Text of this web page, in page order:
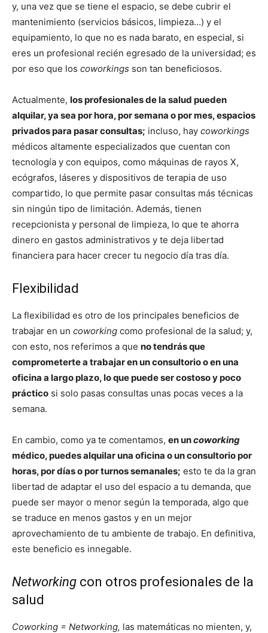
y, una vez que se tiene el espacio, se debe cubrir el
mantenimiento (servicios básicos, limpieza…) y el
equipamiento, lo que no es nada barato, en especial, si
eres un profesional recién egresado de la universidad; es
por eso que los coworkings son tan beneficiosos.
Actualmente, los profesionales de la salud pueden
alquilar, ya sea por hora, por semana o por mes, espacios
privados para pasar consultas; incluso, hay coworkings
médicos altamente especializados que cuentan con
tecnología y con equipos, como máquinas de rayos X,
ecógrafos, láseres y dispositivos de terapia de uso
compartido, lo que permite pasar consultas más técnicas
sin ningún tipo de limitación. Además, tienen
recepcionista y personal de limpieza, lo que te ahorra
dinero en gastos administrativos y te deja libertad
financiera para hacer crecer tu negocio día tras día.
Flexibilidad
La flexibilidad es otro de los principales beneficios de
trabajar en un coworking como profesional de la salud; y,
con esto, nos referimos a que no tendrás que
comprometerte a trabajar en un consultorio o en una
oficina a largo plazo, lo que puede ser costoso y poco
práctico si solo pasas consultas unas pocas veces a la
semana.
En cambio, como ya te comentamos, en uncoworking
médico, puedes alquilar una oficina o un consultorio por
horas, por días o por turnos semanales; esto te da la gran
libertad de adaptar el uso del espacio a tu demanda, que
puede ser mayor o menor según la temporada, algo que
se traduce en menos gastos y en un mejor
aprovechamiento de tu ambiente de trabajo. En definitiva,
este beneficio es innegable.
Networking con otros profesionales de la
salud
Coworking = Networking, las matemáticas no mienten, y,